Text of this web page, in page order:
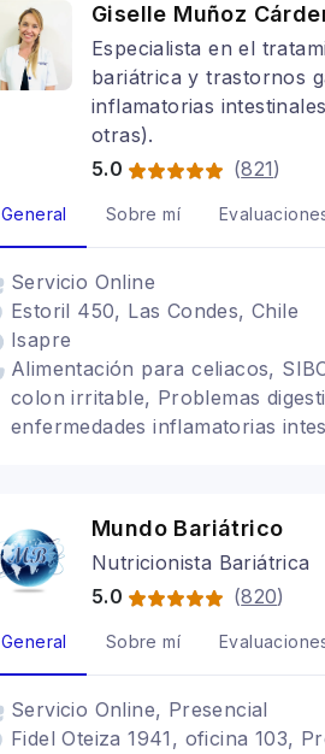
Giselle Muñoz
Especialista en el
bariátrica y trastornos
inflamatorias
otras).
5.0
(821)
General Sobre mí
Servicio Online
Estoril 450, Las Condes, Chile
Isapre
Alimentación para celiacos,
colon irritable, Problemas
enfermedades inflamatorias
Mundo Bariátrico
Nutricionista Bariátrica
5.0
(820)
General Sobre mí
Servicio Online, Presencial
Fidel Oteiza 1941, oficina 103,